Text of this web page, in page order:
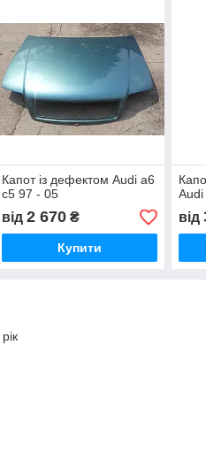
Капот із дефектом Audi a6
c5 97 - 05
від 2 670₴
Купити
Audi
від